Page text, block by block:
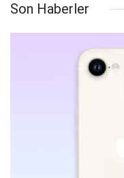
Son Haberler